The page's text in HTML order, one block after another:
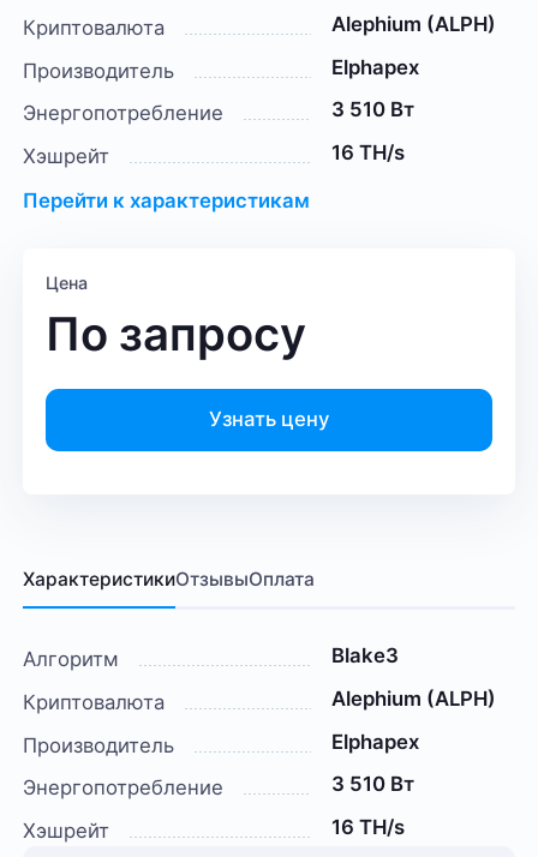
Криптовалюта
Alephium (ALPH)
Производитель
Elphapex
Энергопотребление
3 510 Вт
Хэшрейт
16 TH/s
Перейти к характеристикам
Цена
По запросу
Узнать цену
ХарактеристикиОтзывыОплата
Алгоритм
Blake3
Криптовалюта
Alephium (ALPH)
Производитель
Elphapex
Энергопотребление
3 510 Вт
Хэшрейт
16 TH/s